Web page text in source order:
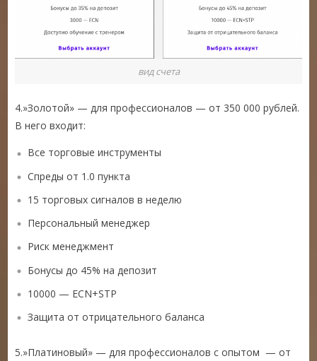
вид счета
4.»Золотой» — для профессионалов — от 350 000 рублей.
В него входит:
Все торговые инструменты
Спреды от 1.0 пункта
15 торговых сигналов в неделю
Персональный менеджер
Риск менеджмент
Бонусы до 45% на депозит
10000 — ECN+STP
Защита от отрицательного баланса
5.»Платиновый» — для профессионалов с опытом — от